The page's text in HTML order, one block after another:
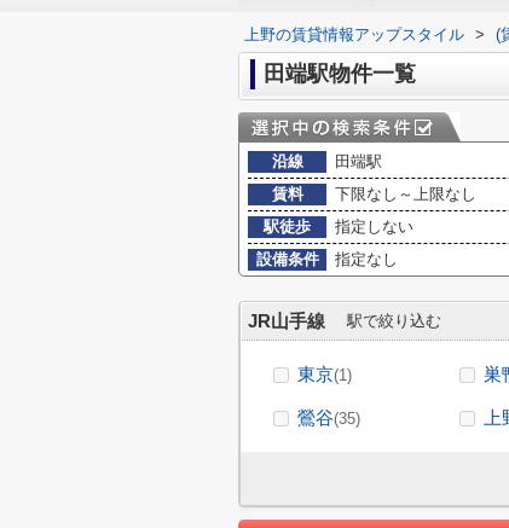
上野の賃貸情報アップスタイル > (
田端駅物件一覧
沿線
田端駅
賃料
下限なし～上限なし
駅徒歩
指定しない
設備条件
指定なし
JR山手線 駅で絞り込む
東京(1) 巣
鶯谷(35)